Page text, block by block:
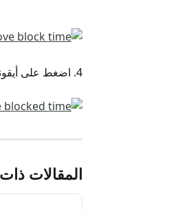
4. اضغط على أيقونة الحذف لتأكيد إزالة وقت الحظر من خلال النافذة المنبثقة.
المقالات